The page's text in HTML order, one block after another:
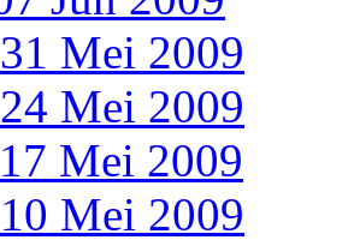
Mei 2009
Mei 2009
Mei 2009
Mei 2009